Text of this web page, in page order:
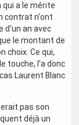
qui a le mérite
contrat n'ont
d'un an avec
le montant de
choix. Ce qui,
touche, l'a donc
Laurent Blanc
pas son
déjà un